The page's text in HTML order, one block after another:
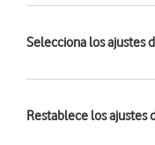
Selecciona los ajustes
Restablece los ajustes